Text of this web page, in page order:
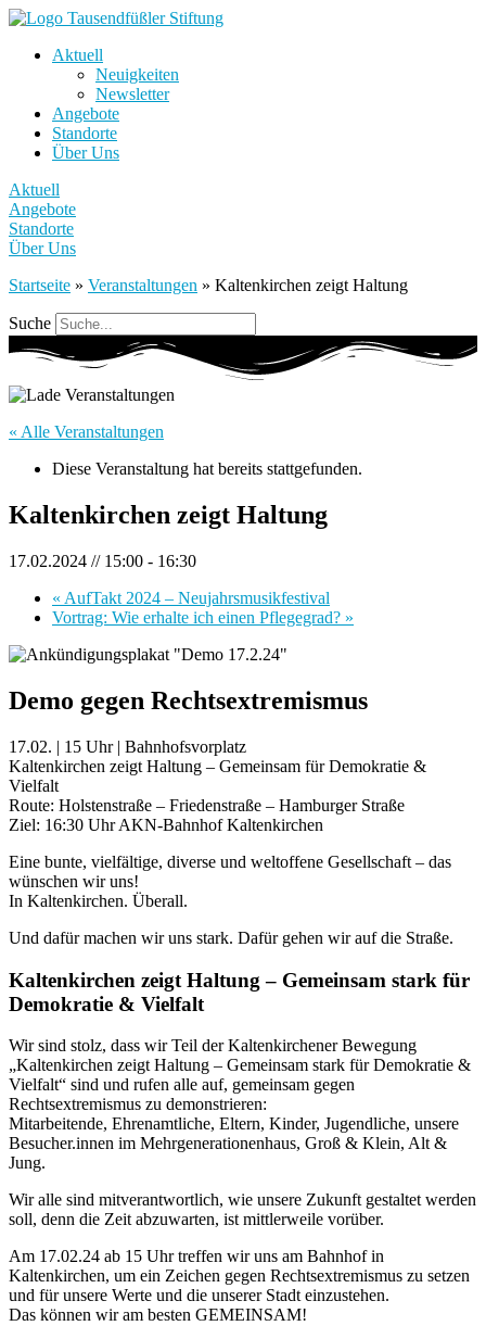
Aktuell
Neuigkeiten
Newsletter
Angebote
Standorte
Über Uns
Aktuell
Angebote
Standorte
Über Uns
Startseite » Veranstaltungen » Kaltenkirchen zeigt Haltung
Suche
« Alle Veranstaltungen
Diese Veranstaltung hat bereits stattgefunden.
Kaltenkirchen zeigt Haltung
17.02.2024 // 15:00 - 16:30
« AufTakt 2024 – Neujahrsmusikfestival
Vortrag: Wie erhalte ich einen Pflegegrad? »
Demo gegen Rechtsextremismus
17.02. | 15 Uhr | Bahnhofsvorplatz
Kaltenkirchen zeigt Haltung – Gemeinsam für Demokratie &
Vielfalt
Route: Holstenstraße – Friedenstraße – Hamburger Straße
Ziel: 16:30 Uhr AKN-Bahnhof Kaltenkirchen
Eine bunte, vielfältige, diverse und weltoffene Gesellschaft – das
wünschen wir uns!
In Kaltenkirchen. Überall.
Und dafür machen wir uns stark. Dafür gehen wir auf die Straße.
Kaltenkirchen zeigt Haltung – Gemeinsam stark für
Demokratie & Vielfalt
Wir sind stolz, dass wir Teil der Kaltenkirchener Bewegung
„Kaltenkirchen zeigt Haltung – Gemeinsam stark für Demokratie &
Vielfalt“ sind und rufen alle auf, gemeinsam gegen
Rechtsextremismus zu demonstrieren:
Mitarbeitende, Ehrenamtliche, Eltern, Kinder, Jugendliche, unsere
Besucher.innen im Mehrgenerationenhaus, Groß & Klein, Alt &
Jung.
Wir alle sind mitverantwortlich, wie unsere Zukunft gestaltet werden
soll, denn die Zeit abzuwarten, ist mittlerweile vorüber.
Am 17.02.24 ab 15 Uhr treffen wir uns am Bahnhof in
Kaltenkirchen, um ein Zeichen gegen Rechtsextremismus zu setzen
und für unsere Werte und die unserer Stadt einzustehen.
Das können wir am besten GEMEINSAM!